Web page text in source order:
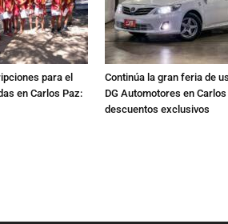
para el
en Carlos Paz:
Continúa la gran feria de
DG Automotores en
descuentos exclusivos